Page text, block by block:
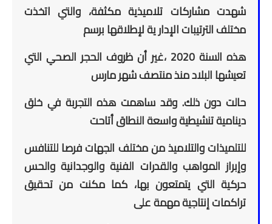
شهدت مشاركات تلاميذية مكثفة، والتي اتخذت
مختلف الترتيبات الإدار ية لإطلاقها برسم
هذه السنة 2020 ،غير أن ظروف الحجر الصحي التي
تعيشها البلاد منذ منتصف شهر مارس
حالت دون ذلك. وقد ساهمت هذه التجربة في خلق
دينامية تنشيطية واسعة النطاق أتاحت
للتلميذات والتلاميذ من مختلف الجهات فرصا للتنافس
وإبراز المواهب والقدرات الفنية والوجدانية والحس
حركية التي يتمتعون بها، كما مكنت من تحقيق
تراكمات إنتاجية مهمة على